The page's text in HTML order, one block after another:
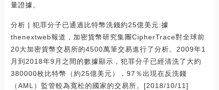
量證據。
分析 | 犯罪分子已通過比特幣洗錢約25億美元:據
thenextweb報道，加密貨幣研究集團CipherTrace對全球前
20大加密貨幣交易所的4500萬筆交易進行了分析。2009年1
月到2018年9月之間的數據顯示，犯罪分子已經清洗了大約
380000枚比特幣（約25億美元），97％出現在反洗錢
（AML）監管較為寬松的國家的交易所。[2018/10/11]